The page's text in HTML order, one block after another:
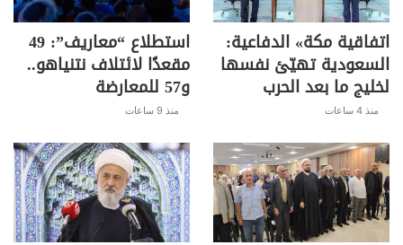
اتفاقية مكة» الدفاعية:
السعودية تهيّئ نفسها
لخليج ما بعد الحرب
منذ 4 ساعات
استطلاع “معاريف”: 49
مقعدًا لائتلاف نتنياهو..
و57 للمعارضة
منذ 9 ساعات